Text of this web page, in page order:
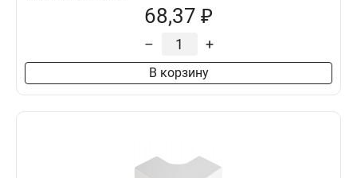
68,37 ₽
– +
В корзину